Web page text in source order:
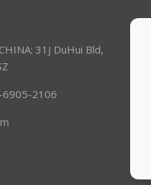
31J DuHui Bld,
2106